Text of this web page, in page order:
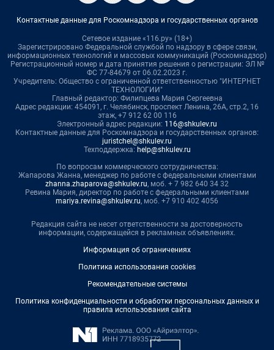
Контактные данные для Роскомнадзора и государственных органов
Сетевое издание «116.ру» (18+)
Зарегистрировано Федеральной службой по надзору в сфере связи,
информационных технологий и массовых коммуникаций (Роскомнадзор)
Регистрационный номер и дата принятия решения о регистрации: ЭЛ №
ФС 77-84679 от 06.02.2023 г.
Учредитель: Общество с ограниченной ответственностью "ИНТЕРНЕТ
ТЕХНОЛОГИИ"
Главный редактор: Филипцева Мария Сергеевна
Адрес редакции: 454091, г. Челябинск, проспект Ленина, 26А, стр.2, 16
этаж, +7 912 62 00 116
Электронный адрес редакции: 116@shkulev.ru
Контактные данные для Роскомнадзора и государственных органов:
juristchel@shkulev.ru
Техподдержка: help@shkulev.ru
По вопросам коммерческого сотрудничества:
Жапарова Жанна, менеджер по работе с федеральными клиентами
zhanna.zhaparova@shkulev.ru, моб. + 7 982 640 34 32
Ревина Мария, директор по работе с федеральными клиентами
mariya.revina@shkulev.ru, моб. +7 910 402 4056
Редакция сайта не несет ответственности за достоверность
информации, содержащейся в рекламных объявлениях.
Информация об ограничениях
Политика использования cookies
Рекомендательные системы
Политика конфиденциальности и обработки персональных данных и
правила использования сайта